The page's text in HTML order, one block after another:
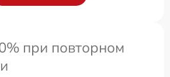
при повторном